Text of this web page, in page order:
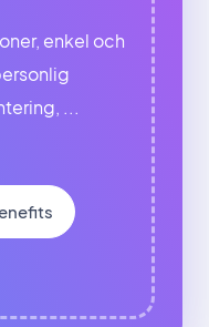
enkel och
...